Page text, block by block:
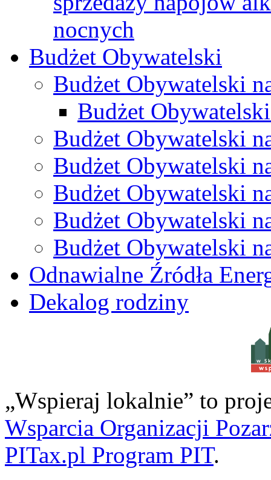
nocnych
Budżet Obywatelski
Budżet Obywatelski
Budżet
Budżet Obywatelski
Budżet Obywatelski
Budżet Obywatelski
Budżet Obywatelski
Budżet Obywatelski
Odnawialne Źródła
Dekalog rodziny
w
„Wspieraj lokalnie” to
Wsparcia Organizacji
PITax.pl Program PIT.